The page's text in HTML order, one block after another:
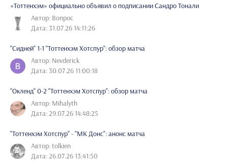
«Тоттенхэм» официально объявил о подписании Сандро Тонали
Автор: Вопрос
Дата: 31.07.26 14:11:26
"Сидней" 1-1 "Тоттенхэм Хотспур": обзор матча
Автор: Nevderick
Дата: 30.07.26 11:00:18
"Окленд" 0-2 "Тоттенхэм Хотспур": обзор матча
Автор: Mihalyth
Дата: 29.07.26 14:48:25
"Тоттенхэм Хотспур" - "МК Донс": анонс матча
Автор: tolkien
Дата: 26.07.26 13:41:50